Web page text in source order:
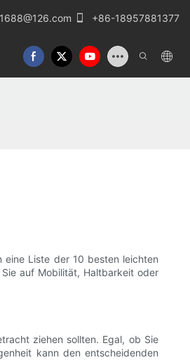
+86-18957881377
eine Liste der 10 besten leichten
auf Mobilität, Haltbarkeit oder
ziehen sollten. Egal, ob Sie
kann den entscheidenden